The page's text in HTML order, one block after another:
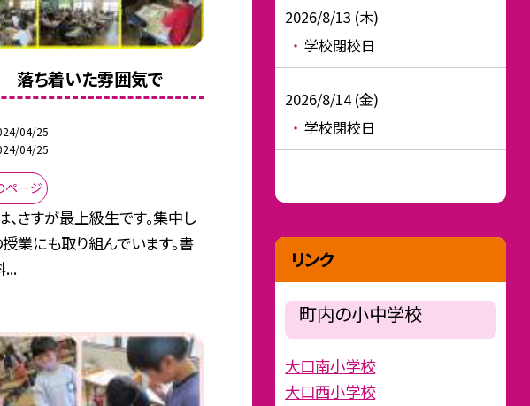
落ち着いた雰囲気で
04/25
04/25
ページ
、さすが最上級生です。集中し
授業にも取り組んでいます。書
...
2026/8/13 (木)
学校閉校日
2026/8/14 (金)
学校閉校日
リンク
町内の小中学校
大口南小学校
大口西小学校